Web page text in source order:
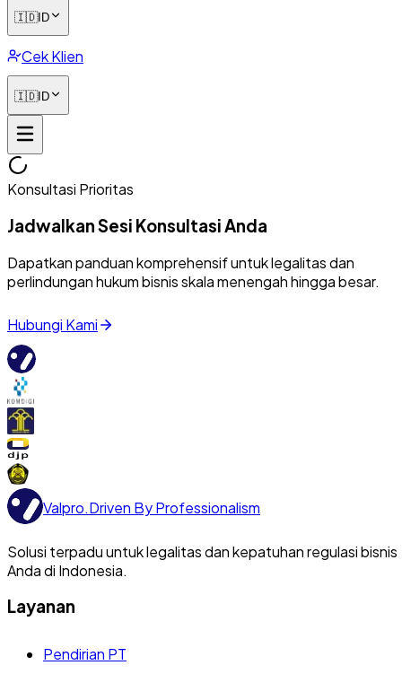
🇮🇩ID
Cek Klien
🇮🇩ID
Konsultasi Prioritas
Jadwalkan Sesi Konsultasi Anda
Dapatkan panduan komprehensif untuk legalitas dan
perlindungan hukum bisnis skala menengah hingga besar.
Hubungi Kami
Valpro.Driven By Professionalism
Solusi terpadu untuk legalitas dan kepatuhan regulasi bisnis
Anda di Indonesia.
Layanan
Pendirian PT